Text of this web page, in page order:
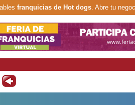
franquicias de Hot dogs. Abre tu